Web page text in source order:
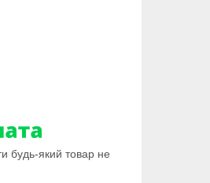
будь-який товар не